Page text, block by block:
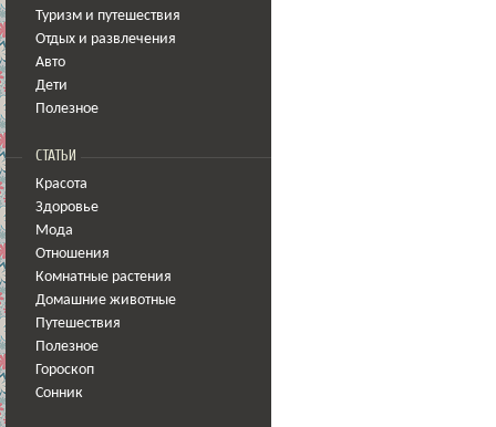
Туризм и путешествия
Отдых и развлечения
Авто
Дети
Полезное
СТАТЬИ
Красота
Здоровье
Мода
Отношения
Комнатные растения
Домашние животные
Путешествия
Полезное
Гороскоп
Сонник